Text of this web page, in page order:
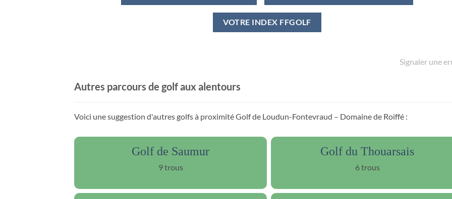
VOTRE INDEX FFGOLF
Signaler une
Autres parcours de golf aux alentours
Voici une suggestion d'autres golfs à proximité Golf de Loudun-Fontevraud – Domaine de Roiffé :
Golf de Saumur
9 trous
Golf du Thouarsais
6 trous